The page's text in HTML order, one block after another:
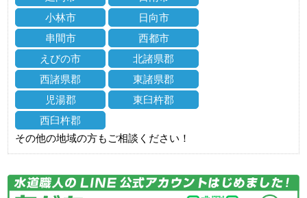
小林市
日向市
串間市
西都市
えびの市
北諸県郡
西諸県郡
東諸県郡
児湯郡
東臼杵郡
西臼杵郡
その他の地域の方もご相談ください！